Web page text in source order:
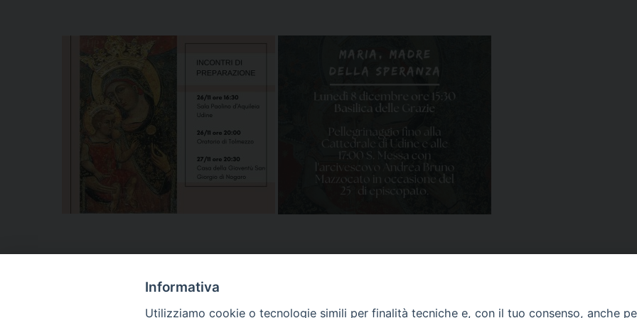
Informativa
Utilizziamo cookie o tecnologie simili per finalità tecniche e, con il tuo consenso, anche